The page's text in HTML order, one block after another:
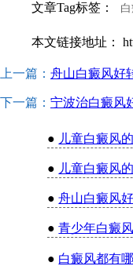
文章Tag标签：
本文链接地址：
上一篇： 舟山白癜风好
下一篇： 宁波治白癜风
● 儿童白癜风
● 儿童白癜风
●舟山白癜风
●青少年白癜
● 白癜风都有